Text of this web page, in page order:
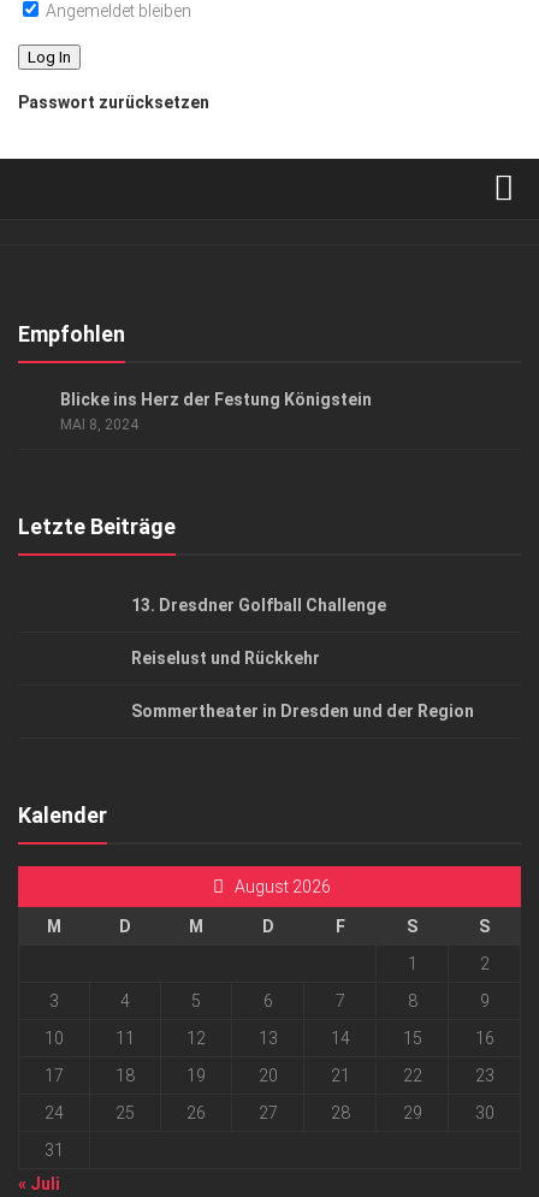
Angemeldet bleiben
Passwort zurücksetzen
Kontakt, Impressum
Empfohlen
Blicke ins Herz der Festung Königstein
MAI 8, 2024
Letzte Beiträge
13. Dresdner Golfball Challenge
Reiselust und Rückkehr
Sommertheater in Dresden und der Region
Kalender
August 2026
M D M D F S
S
1
2
3
4 5 6 7 8
9
10
11 12 13 14 15
16
17
18 19 20 21 22
23
24
25 26 27 28 29
30
31
« Juli